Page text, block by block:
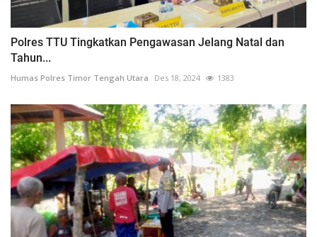
Polres TTU Tingkatkan Pengawasan Jelang Natal dan
Tahun...
Humas Polres Timor Tengah Utara Des 18, 2024 1383